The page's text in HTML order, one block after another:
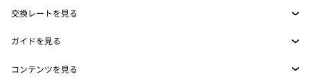
MetaMask Connect
Snaps
Web3サービス
セキュリティ
サポート
イーサリアムの価格
Solanaの価格
交換レートを見る
ETH→USD
USDT→INR
ガイドを見る
ETHの購入
コンテンツを見る